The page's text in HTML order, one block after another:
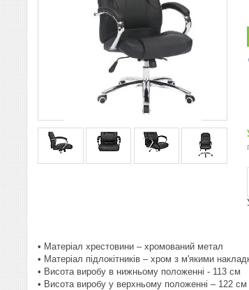
• Матеріал хрестовини – хромований метал
• Матеріал підлокітників – хром з м'якими
• Висота виробу в нижньому положенні - 113 см
• Висота виробу у верхньому положенні – 122 см